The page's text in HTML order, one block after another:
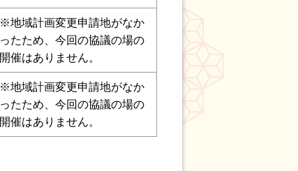
※地域計画変更申請地がなか
ったため、今回の協議の場の
開催はありません。
※地域計画変更申請地がなか
ったため、今回の協議の場の
開催はありません。